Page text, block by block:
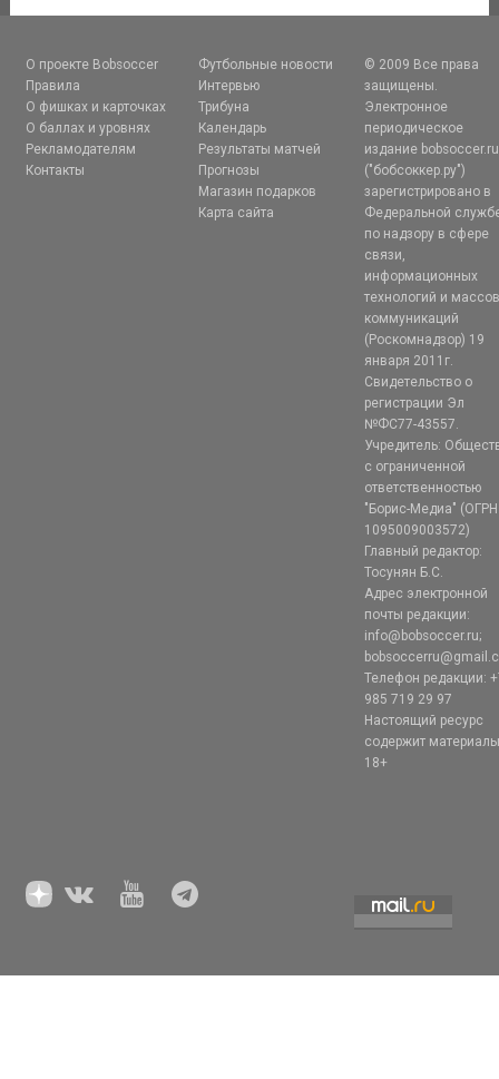
О проекте Bobsoccer
Правила
О фишках и карточках
О баллах и уровнях
Рекламодателям
Контакты
Футбольные новости
Интервью
Трибуна
Календарь
Результаты матчей
Прогнозы
Магазин подарков
Карта сайта
© 2009 Все права
защищены.
Электронное
периодическое
издание bobsoccer.ru
("бобсоккер.ру")
зарегистрировано в
Федеральной
по надзору в сфере
связи,
информационных
технологий и
коммуникаций
(Роскомнадзор) 19
января 2011г.
Свидетельство о
регистрации Эл
№ФС77-43557.
Учредитель:
с ограниченной
ответственностью
"Борис-Медиа" (ОГРН
1095009003572)
Главный редактор:
Тосунян Б.С.
Адрес электронной
почты редакции:
info@bobsoccer.ru;
Телефон редакции:
985 719 29 97
Настоящий ресурс
содержит
18+